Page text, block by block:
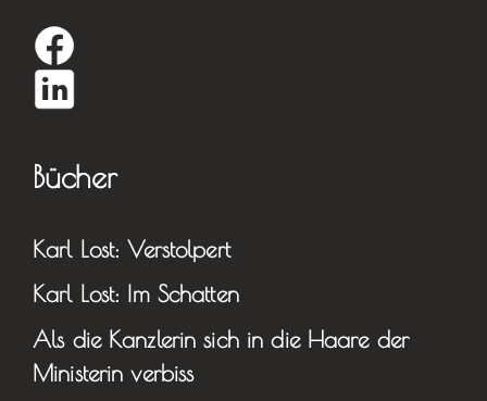
Bücher
Karl Lost: Verstolpert
Karl Lost: Im Schatten
Als die Kanzlerin sich in die Haare der
Ministerin verbiss